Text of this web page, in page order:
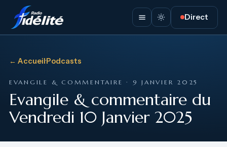
Direct
← Accueil·Podcasts
EVANGILE & COMMENTAIRE · 9 JANVIER 2025
Evangile & commentaire du
Vendredi 10 Janvier 2025